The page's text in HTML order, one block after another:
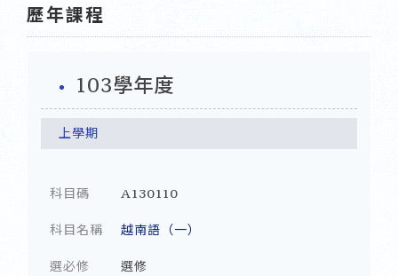
歷年課程
103學年度
上學期
科目碼 A130110
科目名稱 越南語（一）
選必修 選修